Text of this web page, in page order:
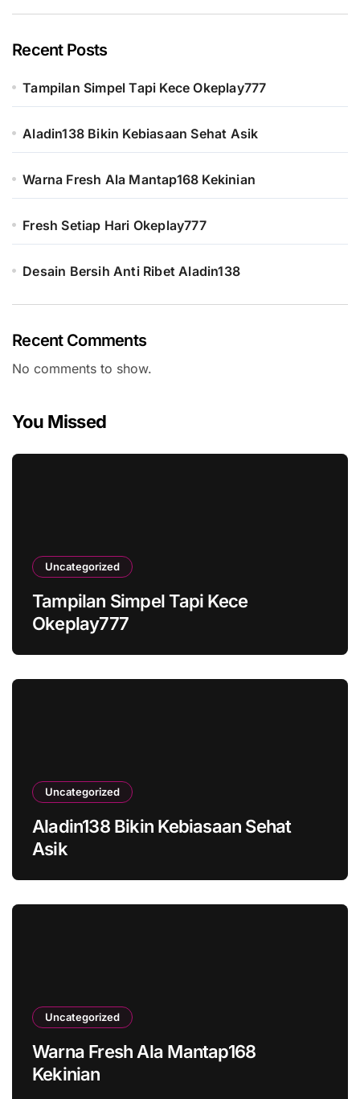
Recent Posts
Tampilan Simpel Tapi Kece Okeplay777
Aladin138 Bikin Kebiasaan Sehat Asik
Warna Fresh Ala Mantap168 Kekinian
Fresh Setiap Hari Okeplay777
Desain Bersih Anti Ribet Aladin138
Recent Comments
No comments to show.
You Missed
Uncategorized
Tampilan Simpel Tapi Kece
Okeplay777
Uncategorized
Aladin138 Bikin Kebiasaan Sehat
Asik
Uncategorized
Warna Fresh Ala Mantap168
Kekinian